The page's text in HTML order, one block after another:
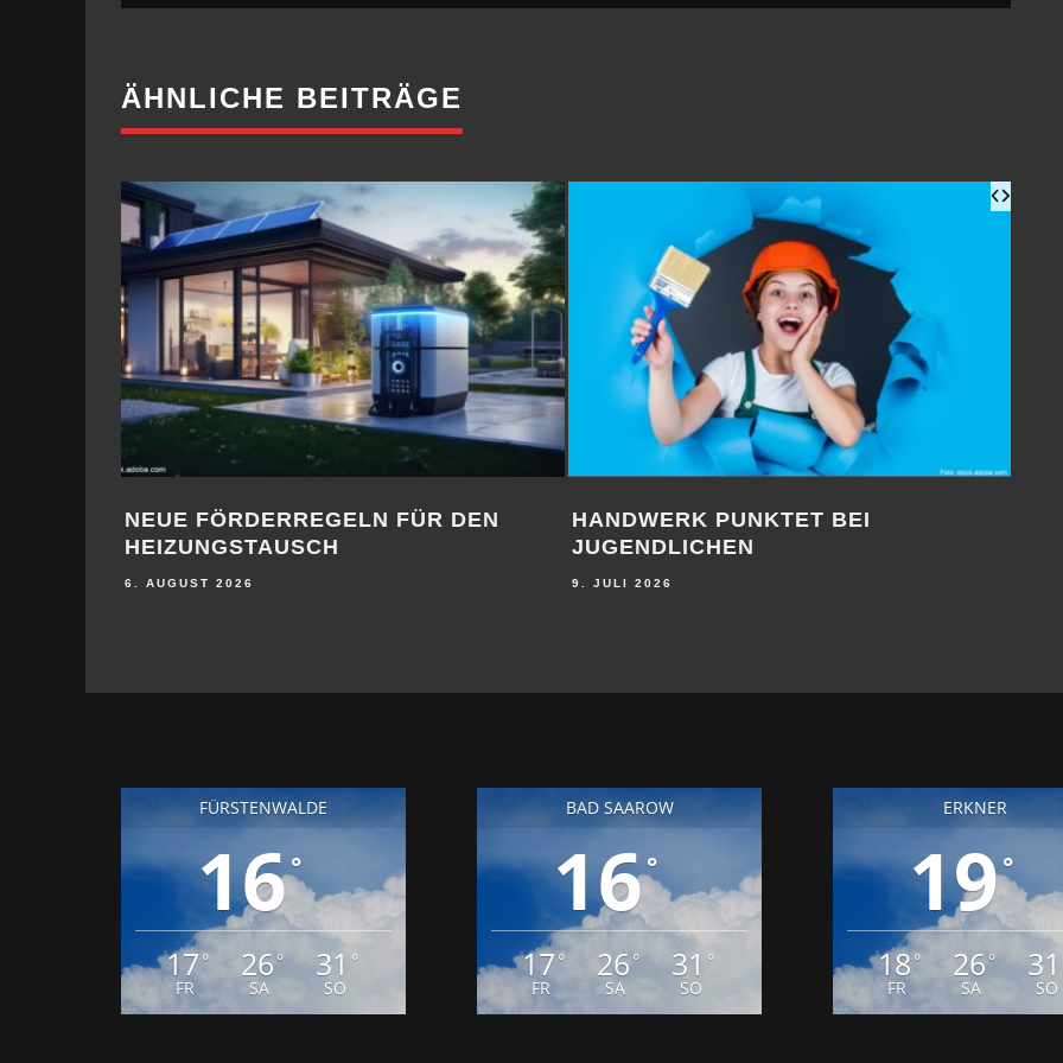
ÄHNLICHE BEITRÄGE
SUBSTANZ FÜR DIE ZUKUNFT
9. JULI 2026
FREIE AUSBILDUNGSPLÄTZE BEI DER
DB
9. JULI 2026
FÜRSTENWALDE
16°
17°
FR
26°
SA
31 °
SO
BAD SAAROW
16°
17°
FR
26°
SA
31 °
SO
ERKNER
19°
18°
FR
26°
SA
31
SO